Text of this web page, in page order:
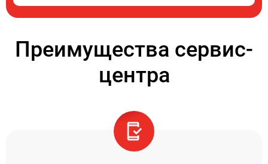
Преимущества сервис-
центра